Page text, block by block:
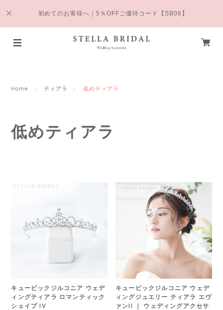
初めてのお客様へ｜5％OFFご優待コード【SB06】
Home ティアラ 低めティアラ
低めティアラ
キュービックジルコニア ウェデ
ィングティアラ ロマンティック
シェイプ IV
キュービックジルコニア ウェデ
ィングジュエリー ティアラ エヴ
ァンII ｜ ウェディングアクセサ